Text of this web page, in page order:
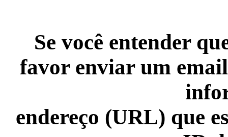
Se você entender
favor enviar um
endereço (URL) que